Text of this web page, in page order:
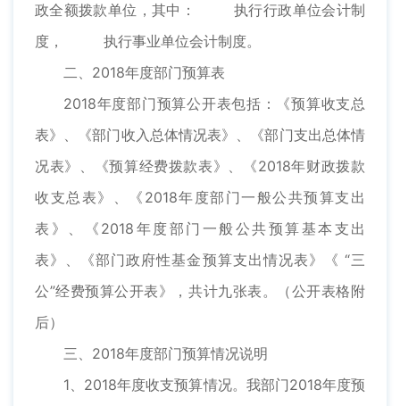
政全额拨款单位，其中： 执行行政单位会计制
度， 执行事业单位会计制度。
二、2018年度部门预算表
2018年度部门预算公开表包括：《预算收支总
表》、《部门收入总体情况表》、《部门支出总体情
况表》、《预算经费拨款表》、《2018年财政拨款
收支总表》、《2018年度部门一般公共预算支出
表》、《2018年度部门一般公共预算基本支出
表》、《部门政府性基金预算支出情况表》《 “三
公”经费预算公开表》，共计九张表。（公开表格附
后）
三、2018年度部门预算情况说明
1、2018年度收支预算情况。我部门2018年度预